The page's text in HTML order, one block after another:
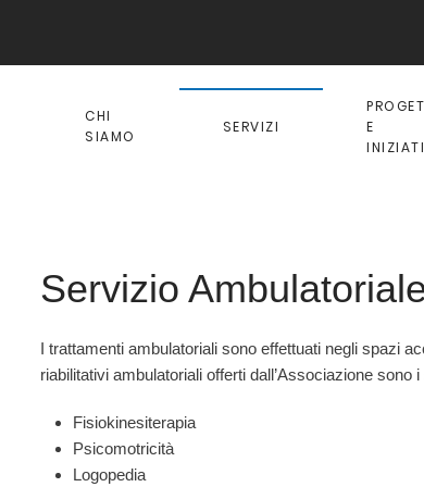
CHI
SIAMO
SERVIZI
E
Servizio
I trattamenti ambulatoriali sono effettuati negli spazi
riabilitativi ambulatoriali offerti dall’Associazione sono i
Fisiokinesiterapia
Psicomotricità
Logopedia